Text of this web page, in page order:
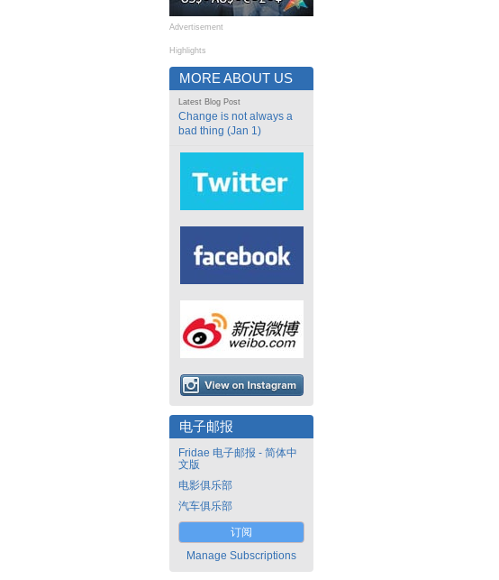
Advertisement
Highlights
MORE ABOUT US
Latest Blog Post
Change is not always a
bad thing (Jan 1)
电子邮报
Fridae 电子邮报 - 简体中
文版
电影俱乐部
汽车俱乐部
订阅
Manage Subscriptions